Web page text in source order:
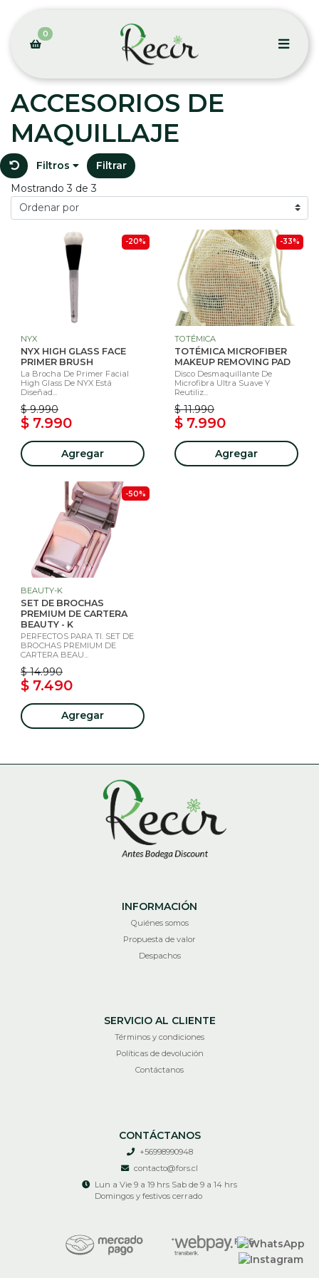
0
ACCESORIOS DE
MAQUILLAJE
Filtros
Filtrar
Mostrando 3 de 3
-20%
NYX
NYX HIGH GLASS FACE
PRIMER BRUSH
La Brocha De Primer Facial
High Glass De NYX Está
Diseñad...
$ 9.990
$ 7.990
Agregar
-33%
TOTÉMICA
TOTÉMICA MICROFIBER
MAKEUP REMOVING PAD
Disco Desmaquillante De
Microfibra Ultra Suave Y
Reutiliz...
$ 11.990
$ 7.990
Agregar
-50%
BEAUTY-K
SET DE BROCHAS
PREMIUM DE CARTERA
BEAUTY - K
PERFECTOS PARA TI. SET DE
BROCHAS PREMIUM DE
CARTERA BEAU...
$ 14.990
$ 7.490
Agregar
INFORMACIÓN
Quiénes somos
Propuesta de valor
Despachos
SERVICIO AL CLIENTE
Términos y condiciones
Políticas de devolución
Contáctanos
CONTÁCTANOS
+56998990948
contacto@fors.cl
Lun a Vie 9 a 19 hrs Sab de 9 a 14 hrs
Domingos y festivos cerrado